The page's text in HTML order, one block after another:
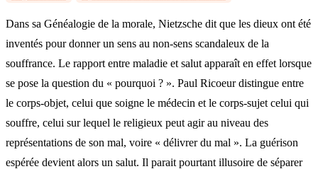
Dans sa Généalogie de la morale, Nietzsche dit que les dieux ont été
inventés pour donner un sens au non-sens scandaleux de la
souffrance. Le rapport entre maladie et salut apparaît en effet lorsque
se pose la question du « pourquoi ? ». Paul Ricoeur distingue entre
le corps-objet, celui que soigne le médecin et le corps-sujet celui qui
souffre, celui sur lequel le religieux peut agir au niveau des
représentations de son mal, voire « délivrer du mal ». La guérison
espérée devient alors un salut. Il parait pourtant illusoire de séparer